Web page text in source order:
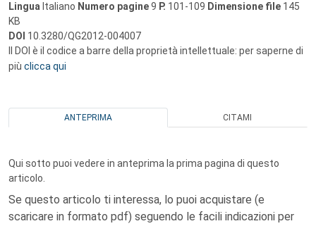
Lingua Italiano Numero pagine9 P. 101-109 Dimensione file 145
KB
DOI 10.3280/QG2012-004007
Il DOI è il codice a barre della proprietà intellettuale: per saperne di
più clicca qui
ANTEPRIMA CITAMI
Qui sotto puoi vedere in anteprima la prima pagina di questo
articolo.
Se questo articolo ti interessa, lo puoi acquistare (e
scaricare in formato pdf) seguendo le facili indicazioni per